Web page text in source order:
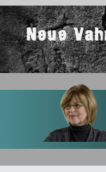
Neue
1952